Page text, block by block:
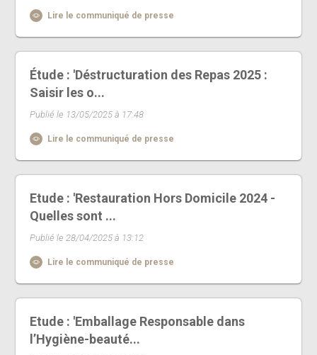
Lire le communiqué de presse
Étude : 'Déstructuration des Repas 2025 :
Saisir les o...
Publié le 13/05/2025 à 17:48
Lire le communiqué de presse
Etude : 'Restauration Hors Domicile 2024 -
Quelles sont ...
Publié le 28/04/2025 à 13:12
Lire le communiqué de presse
Etude : 'Emballage Responsable dans
l’Hygiène-beauté...